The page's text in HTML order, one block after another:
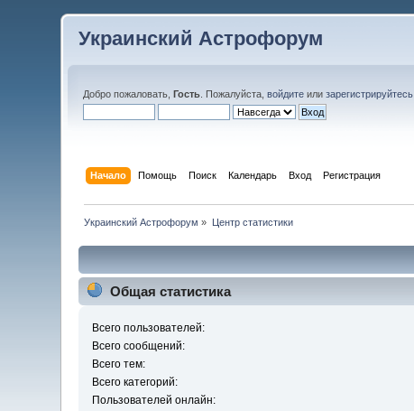
Украинский Астрофорум
Добро пожаловать,Гость . Пожалуйста,войдите илизарегистрируйтесь
Начало Помощь Поиск Календарь Вход Регистрация
Украинский Астрофорум » Центр статистики
Общая статистика
Всего пользователей:
Всего сообщений:
Всего тем:
Всего категорий:
Пользователей онлайн: